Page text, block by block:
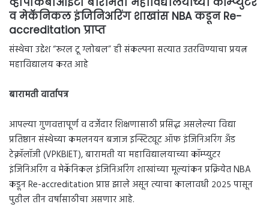
व मेकॅनिकल इंजिनिअरिंग शाखांस NBA कडून Re-
accreditation प्राप्त
संस्थेचा उद्देश “रूरल टू ग्लोबल” ही संकल्पना सत्यात उतरविण्याचा प्रयत्न
महाविद्यालय करत आहे
बारामती वार्तापत्र
आपल्या गुणवत्तापूर्ण व दर्जेदार शिक्षणासाठी प्रसिद्ध असलेल्या विद्या
प्रतिष्ठान संस्थेच्या कमलनयन बजाज इन्स्टिट्यूट ऑफ इंजिनिअरिंग अँड
टेक्नॉलॉजी (VPKBIET), बारामती या महाविद्यालयाच्या कॉम्प्युटर
इंजिनिअरिंग व मेकॅनिकल इंजिनिअरिंग शाखांच्या मूल्यांकन प्रक्रियेत NBA
कडून Re-accreditation प्राप्त झाले असून त्याचा कालावधी २०२५ पासून
पुढील तीन वर्षासाठीचा असणार आहे.